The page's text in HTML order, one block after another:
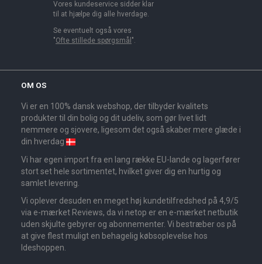
Vores kundeservice sidder klar
til at hjælpe dig alle hverdage.
Se eventuelt også vores
"Ofte stillede spørgsmål ".
OM OS
Vi er en 100% dansk webshop, der tilbyder kvalitets
produkter til din bolig og dit udeliv, som gør livet lidt
nemmere og sjovere, ligesom det også skaber mere glæde i
din hverdag
Vi har egen import fra en lang række EU-lande og lagerfører
stort set hele sortimentet, hvilket giver dig en hurtig og
samlet levering.
Vi oplever desuden en meget høj kundetilfredshed på 4,9/5
via e-mærket Reviews, da vi netop er en e-mærket netbutik
uden skjulte gebyrer og abonnementer. Vi bestræber os på
at give flest muligt en behagelig købsoplevelse hos
Ideshoppen.